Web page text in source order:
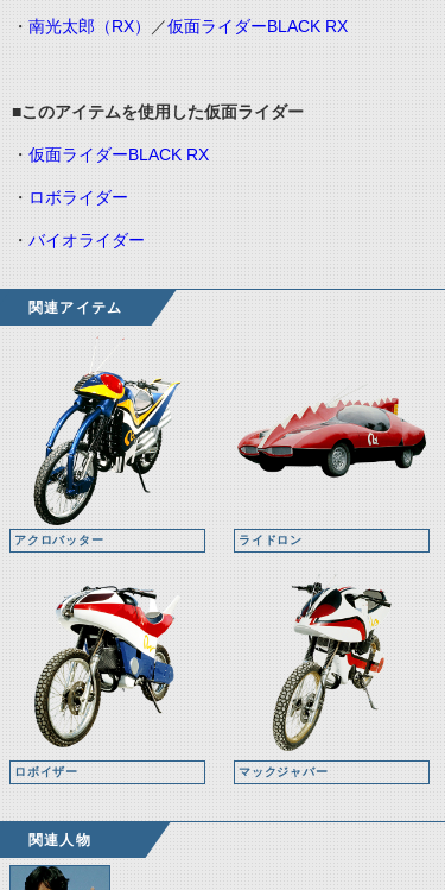
・ 南光太郎（RX） ／仮面ライダーBLACK RX
■このアイテムを使用した仮面ライダー
・ 仮面ライダーBLACK RX
・ ロボライダー
・ バイオライダー
関連アイテム
アクロバッター ライドロン
ロボイザー マックジャバー
関連人物